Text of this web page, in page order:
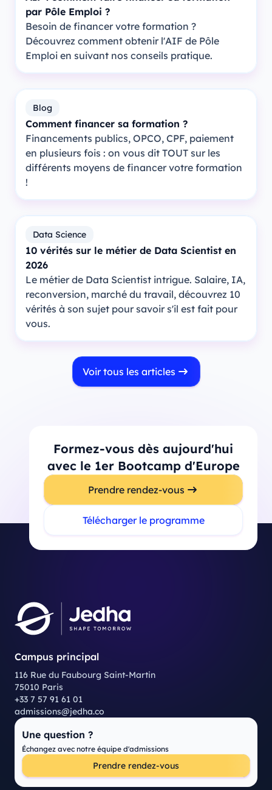
par Pôle Emploi ?
Besoin de financer votre formation ?
Découvrez comment obtenir l'AIF de Pôle
Emploi en suivant nos conseils pratique.
Blog
Comment financer sa formation ?
Financements publics, OPCO, CPF, paiement
en plusieurs fois : on vous dit TOUT sur les
différents moyens de financer votre formation
!
Data Science
10 vérités sur le métier de Data Scientist en
2026
Le métier de Data Scientist intrigue. Salaire, IA,
reconversion, marché du travail, découvrez 10
vérités à son sujet pour savoir s'il est fait pour
vous.
Voir tous les articles
Formez-vous dès aujourd'hui
avec le 1er Bootcamp d'Europe
Prendre rendez-vous
Télécharger le programme
Campus principal
116 Rue du Faubourg Saint-Martin
75010 Paris
+33 7 57 91 61 01
admissions@jedha.co
Une question ?
Échangez avec notre équipe d'admissions
Prendre rendez-vous